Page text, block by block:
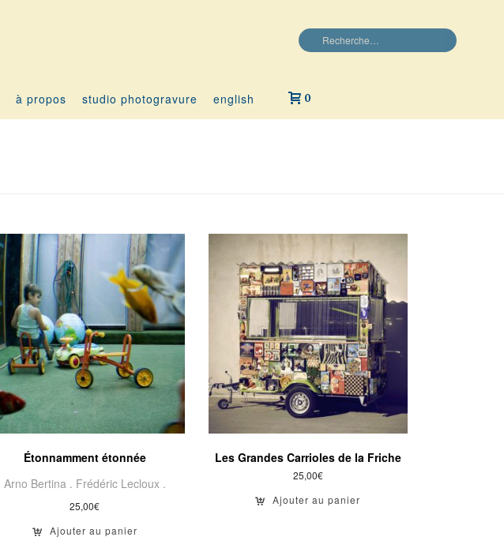
à propos studio photogravure english 0
Étonnamment étonnée
Arno Bertina . Frédéric Lecloux .
25,00€
Ajouter au panier
Les Grandes Carrioles de la Friche
25,00€
Ajouter au panier